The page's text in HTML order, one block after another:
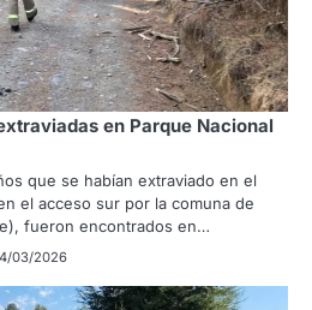
en Parque Nacional
que se habían extraviado en el
el acceso sur por la comuna de
fueron encontrados en…
03/2026